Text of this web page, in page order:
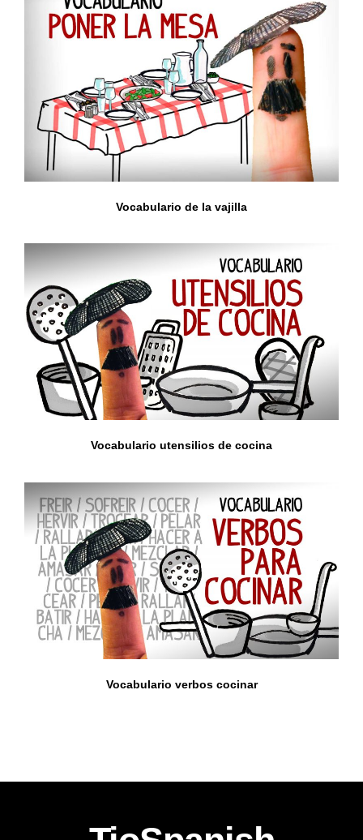
Vocabulario de la vajilla
Vocabulario utensilios de cocina
Vocabulario verbos cocinar